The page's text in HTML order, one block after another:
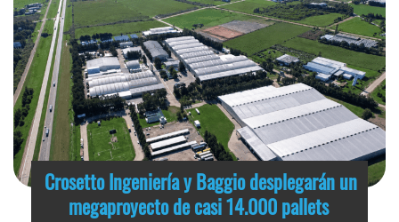
Crosetto Ingeniería y Baggio desplegarán un
megaproyecto de casi 14.000 pallets